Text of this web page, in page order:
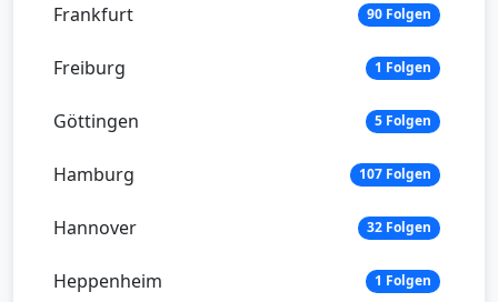
Frankfurt 90 Folgen
Freiburg 1 Folgen
Göttingen 5 Folgen
Hamburg 107 Folgen
Hannover 32 Folgen
Heppenheim 1 Folgen